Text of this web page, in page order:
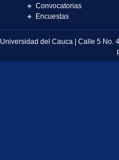
Convocatorias
Encuestas
Universidad del Cauca | Calle 5 No.